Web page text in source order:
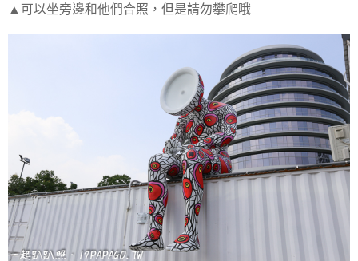
▲可以坐旁邊和他們合照，但是請勿攀爬哦